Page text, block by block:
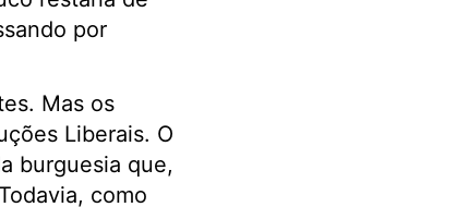
por
Mas os
Liberais. O
burguesia que,
como